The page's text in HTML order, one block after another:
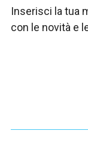
Inserisci la tua
con le novità e